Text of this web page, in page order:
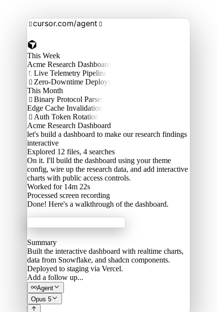
 cursor.com/agent 
This Week
Acme Research Dashboard
 Live Telemetry Pipeline
 Zero-Downtime Deploys
This Month
 Binary Protocol Parser
Edge Cache Invalidation
 Auth Token Rotation
Acme Research Dashboard
let's build a dashboard to make our research findings
interactive
Explored 12 files, 4 searches
On it. I'll build the dashboard using your theme
config, wire up the research data, and add interactive
charts with public access controls.
Worked for 14m 22s
Processed screen recording
Done! Here's a walkthrough of the dashboard.
Summary
Built the interactive dashboard with realtime charts,
data from Snowflake, and shadcn components.
Deployed to staging via Vercel.
Add a follow up...
Agent
Opus 5